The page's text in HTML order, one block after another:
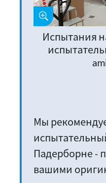
Испытания
Мы
Падерборне -
вашими